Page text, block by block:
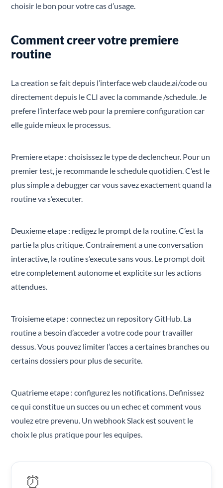
choisir le bon pour votre cas d’usage.
Comment creer votre premiere
routine
La creation se fait depuis l’interface web claude.ai/code ou
directement depuis le CLI avec la commande /schedule. Je
prefere l’interface web pour la premiere configuration car
elle guide mieux le processus.
Premiere etape : choisissez le type de declencheur. Pour un
premier test, je recommande le schedule quotidien. C’est le
plus simple a debugger car vous savez exactement quand la
routine va s’executer.
Deuxieme etape : redigez le prompt de la routine. C’est la
partie la plus critique. Contrairement a une conversation
interactive, la routine s’execute sans vous. Le prompt doit
etre completement autonome et explicite sur les actions
attendues.
Troisieme etape : connectez un repository GitHub. La
routine a besoin d’acceder a votre code pour travailler
dessus. Vous pouvez limiter l’acces a certaines branches ou
certains dossiers pour plus de securite.
Quatrieme etape : configurez les notifications. Definissez
ce qui constitue un succes ou un echec et comment vous
voulez etre prevenu. Un webhook Slack est souvent le
choix le plus pratique pour les equipes.
⏰